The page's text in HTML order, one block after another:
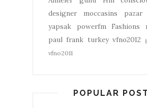
designer
moccasins
yapsak
powerfm
paul frank turkey vfno2012
vfno2011
POPULAR